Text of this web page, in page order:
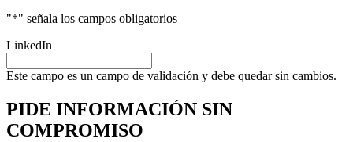
"*" señala los campos obligatorios
LinkedIn
Este campo es un campo de validación y debe quedar sin cambios.
PIDE INFORMACIÓN SIN
COMPROMISO